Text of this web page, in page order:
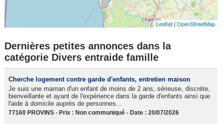
Leaflet |OpenStreetMap
Dernières petites annonces dans la
catégorie Divers entraide famille
Cherche logement contre garde d'enfants, entretien maison
Je suis une maman d'un enfant de moins de 2 ans, sérieuse, discrète,
bienveillante et ayant de l'expérience dans la garde d'enfants ainsi que
l'aide à domicile auprès de personnes...
77160 PROVINS - Prix : Non communiqué - Date : 20/07/2026